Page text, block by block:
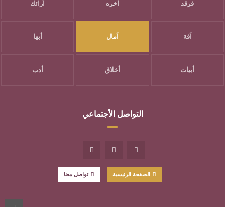
فرقد آخره آرائك
آفة آمال أبها
أبيات أخلاق أدب
التواصل الأجتماعي
الصفحة الرئيسية تواصل معنا